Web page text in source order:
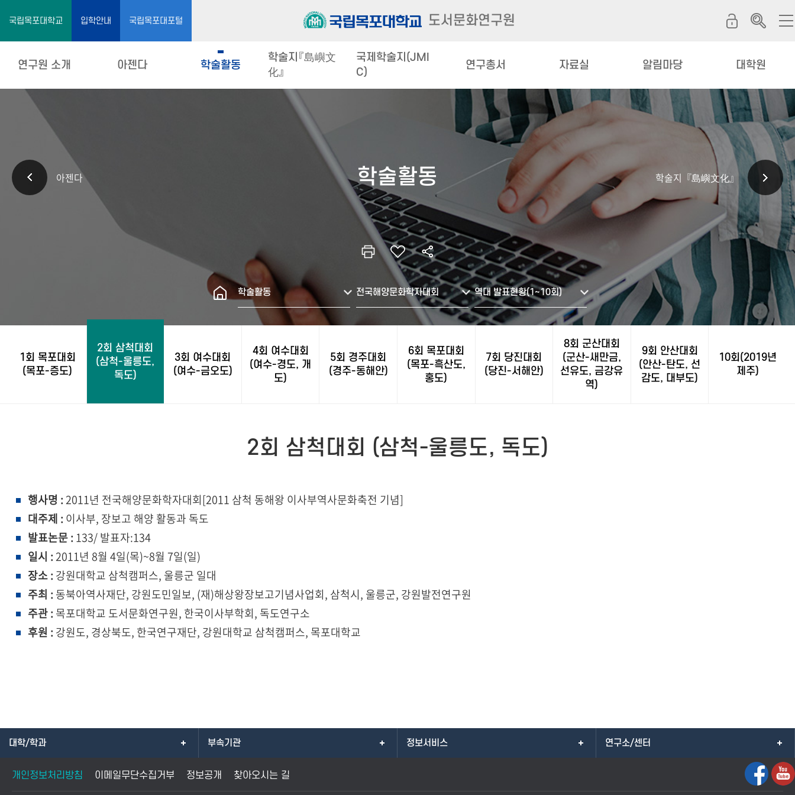
국립목포대학교 입학안내 국립목포대포털 도서문화연구원
연구원 소개 아젠다 학술활동
학술지『島嶼文
化』
국제학술지(JMI
C)
연구총서 자료실 알림마당 대학원
아젠다 학술지『島嶼文化』
학술활동
학술활동 전국해양문화학자대회 역대 발표현황(1~10회)
1회 목포대회
(목포-증도)
2회 삼척대회
(삼척-울릉도,
독도)
3회 여수대회
(여수-금오도)
4회 여수대회
(여수-경도, 개
도)
5회 경주대회
(경주-동해안)
6회 목포대회
(목포-흑산도,
홍도)
7회 당진대회
(당진-서해안)
8회 군산대회
(군산-새만금,
선유도, 금강유
역)
9회 안산대회
(안산-탄도, 선
감도, 대부도)
10회(2019년
제주)
2회 삼척대회 (삼척-울릉도, 독도)
행사명 :2011년 전국해양문화학자대회[2011 삼척 동해왕 이사부역사문화축전 기념]
대주제 :이사부, 장보고 해양 활동과 독도
발표논문 :133/ 발표자:134
일시 :2011년 8월 4일(목)~8월 7일(일)
장소 :강원대학교 삼척캠퍼스, 울릉군 일대
주최 :동북아역사재단, 강원도민일보, (재)해상왕장보고기념사업회, 삼척시, 울릉군, 강원발전연구원
주관 :목포대학교 도서문화연구원, 한국이사부학회, 독도연구소
후원 :강원도, 경상북도, 한국연구재단, 강원대학교 삼척캠퍼스, 목포대학교
대학/학과 부속기관 정보서비스 연구소/센터
개인정보처리방침 이메일무단수집거부 정보공개 찾아오시는 길